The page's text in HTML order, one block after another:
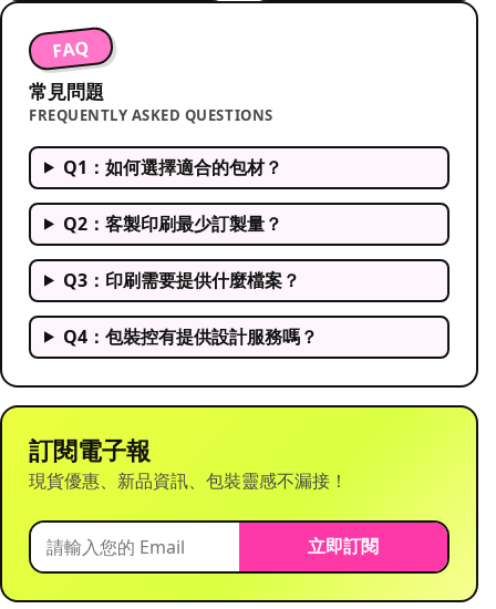
FAQ
常見問題
FREQUENTLY ASKED QUESTIONS
Q1：如何選擇適合的包材？
Q2：客製印刷最少訂製量？
Q3：印刷需要提供什麼檔案？
Q4：包裝控有提供設計服務嗎？
訂閱電子報
現貨優惠、新品資訊、包裝靈感不漏接！
立即訂閱